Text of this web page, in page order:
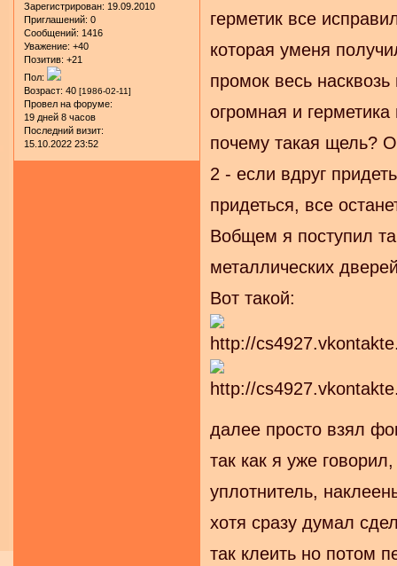
Зарегистрирован: 19.09.2010
Приглашений: 0
Сообщений: 1416
Уважение: +40
Позитив: +21
Пол:
Возраст: 40 [1986-02-11]
Провел на форуме:
19 дней 8 часов
Последний визит:
15.10.2022 23:52
герметик все
которая уменя
промок весь
огромная и
почему такая щель?
2 - если вдруг
придеться, все
Вобщем я поступил
металлических
Вот такой:
далее просто взял
так как я уже
уплотнитель,
хотя сразу думал
так клеить но потом